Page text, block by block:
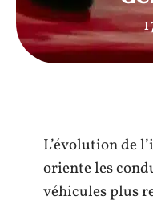
L’évolution de
oriente les
véhicules plus